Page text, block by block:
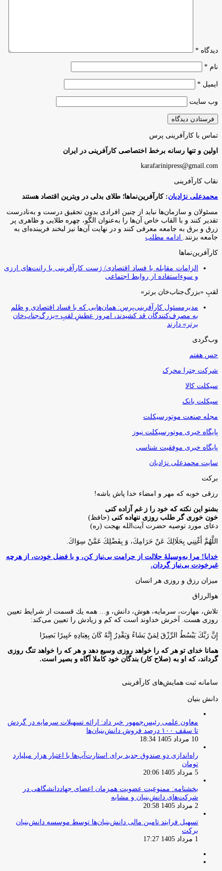
زمان
راه‌اندازی
رسید
فیزیکی
دیدگاه *
نام *
ایمیل *
وب‌ سایت
تماس با کارآفرینی پرس
اولین و تنها رسانه برخط اختصاصی کارآفرینی در ایران
karafarinipress@gmail.com
نقاب کارآفرینی
محمدعلی نژادیان: کارآفرین‌نماها؛ طلای بدلی در ویترین اقتصاد هستند
مسئولان و سازمان‌ها نباید از چنین افرادی بدون تحقیق درست و به‌نادرست
تقدیر کنند و با القاب خاص آ‌ن‌ها را به‌عنوان الگو، چهره طلایی و ظاهری پر
زرق و برق به جامعه معرفی کنند و در نهایت آن‌ها نیز لبخند فریبنده‌ای به
جامعه بزنند.
ادامه مطلب
کارآفرین‌نماها
الزامات مقابله با فساد اقتصادی/ ژست کارآفرینی با رانت‌های ارزی
و سوءاستفاده از روابط اجتماعی
لقبِ «بزرگ‌جناب‌خان برتر»
مدیرمسئول کارآفرینی‌پرس: همان‌هایی که با فساد اقتصادی و ظلم
به مصرف‌کنندگان قد کشیدند، امروز عطشِ لقبِ «بزرگ‌جناب‌خان
برتر» دارند
وب‌گردی
حس هفتم
شرکت چترا محرک
سیکلت کالا
سیکلت بانک
مجله صنعت موتورسیکلت
پایگاه خبری موتورسیکلت نیوز
پایگاه خبری موفقیت شناسی
سایت محمدعلی نژادیان
برکت
رزقی خوبه كه مهر و امضاء خدا پاش باشه!
بشنو این نکته که خود را ز غم آزاده کنی
خون خوری گر طلب روزی ننهاده کنی (حافظ)
دعای مورد توصیه حضرت آیت‌الله بهجت (ره)
اللَّهُمَّ أَغْنِنِي بِحَلَالِكَ عَنْ حَرَامِكَ، وَ بِفَضْلِكَ عَمَّنْ سِوَاكَ‏.
خدایا! مرا به‌وسیلۀ حلالت از حرامت بی‌نیاز کن، و با فضل خودت، از هرچه
غیرخودت بی‌نیاز گردان.
میزان رزق و روزی هر انسان
هوالرزاق
تلاش، مهارت، سرمايه، هوش، دانش، و… همه يك قسمت از شرايط تعيين
روزى هست. آخرش خداوند است كه كم و زيادش را تعيين مى‌كند:
إِنَّ رَبَّكَ يَبْسُطُ الرِّزْقَ لِمَنْ يَشَاءُ وَيَقْدِرُ إِنَّهُ كَانَ بِعِبَادِهِ خَبِيرًا بَصِيرًا
همانا خدای تو هر که را خواهد روزی وسیع دهد و هر که را خواهد تنگ روزی
گرداند، که او به (صلاح کار) بندگان خود کاملا آگاه و بصیر است.
سامانه ثبت همایش‌های کارآفرینی
دانش‌ بنیان‌
معاون علمی رئیس‌جمهور خبر داد: ارائه تسهیلات سرمایه در گردش
تا سقف ۱۰۰ درصد فروش دانش‌بنیان‌ها
10 مرداد 1405 18:34
راه‌اندازی دو صندوق جدید برای استارت‌آپ‌ها با اعتبار هزار میلیارد
تومان
5 مرداد 1405 20:06
بخشنامه: ممنوعیت عضویت همزمان اعضای جهاددانشگاهی در
شرکت‌های دانش‌بنیان و مشابه
2 مرداد 1405 20:58
تسهیل فرایند تامین مالی دانش‌بنیان‌ها توسط موسسه دانش‌بنیان
برکت
1 مرداد 1405 17:27